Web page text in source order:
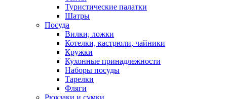
Туристические палатки
Шатры
Посуда
Вилки, ложки
Котелки, кастрюли, чайники
Кружки
Кухонные принадлежности
Наборы посуды
Тарелки
Фляги
Рюкзаки и сумки